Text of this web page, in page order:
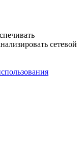
сетевой